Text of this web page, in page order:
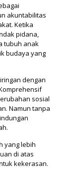
akuntabilitas
Ketika
pidana,
tubuh anak
budaya yang
dengan
sosial
Namun tanpa
yang lebih
di atas
kekerasan.